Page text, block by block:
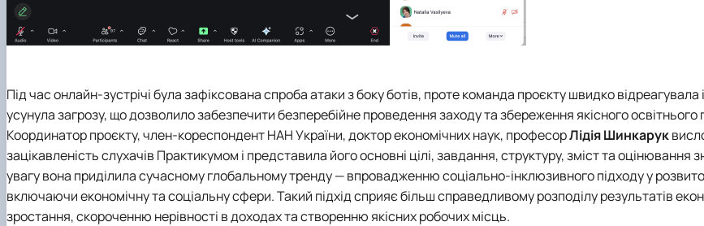
Під час онлайн-зустрічі була зафіксована спроба атаки з боку ботів, проте команда проєкту швидко відреагувала
усунула загрозу, що дозволило забезпечити безперебійне проведення заходу та збереження якісного освітнього
Координатор проєкту, член-кореспондент НАН України, доктор економічних наук, професорЛідіяШинкарук
зацікавленість слухачів Практикумом і представила його основні цілі, завдання, структуру, зміст та оцінювання
увагу вона приділила сучасному глобальному тренду — впровадженню соціально-інклюзивного підходу у
включаючи економічну та соціальну сфери. Такий підхід сприяє більш справедливому розподілу результатів
зростання, скороченню нерівності в доходах та створенню якісних робочих місць.